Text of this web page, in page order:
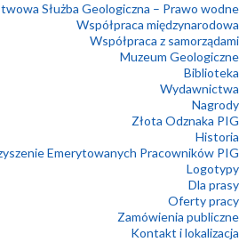
Służba Geologiczna – Prawo wodne
Współpraca międzynarodowa
Współpraca z samorządami
Muzeum Geologiczne
Biblioteka
Wydawnictwa
Nagrody
Złota Odznaka PIG
Historia
Emerytowanych Pracowników PIG
Logotypy
Dla prasy
Oferty pracy
Zamówienia publiczne
Kontakt i lokalizacja